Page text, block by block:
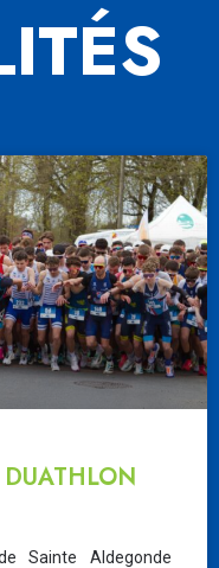
Sainte Aldegonde
P
A
G
E